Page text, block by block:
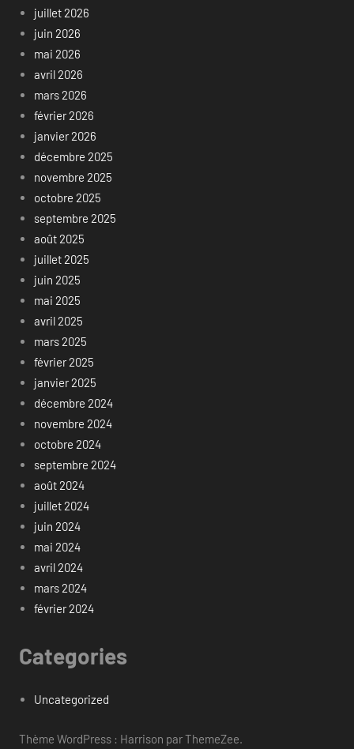
juillet 2026
juin 2026
mai 2026
avril 2026
mars 2026
février 2026
janvier 2026
décembre 2025
novembre 2025
octobre 2025
septembre 2025
août 2025
juillet 2025
juin 2025
mai 2025
avril 2025
mars 2025
février 2025
janvier 2025
décembre 2024
novembre 2024
octobre 2024
septembre 2024
août 2024
juillet 2024
juin 2024
mai 2024
avril 2024
mars 2024
février 2024
Categories
Uncategorized
Thème WordPress : Harrison par ThemeZee.